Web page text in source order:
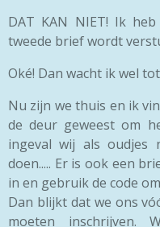
DAT KAN NIET! Ik
tweede brief wordt
Oké! Dan wacht ik wel
Nu zijn we thuis en ik
de deur geweest om
ingeval wij als oudjes
doen..... Er is ook een
in en gebruik de code
Dan blijkt dat we ons
moeten inschrijven.